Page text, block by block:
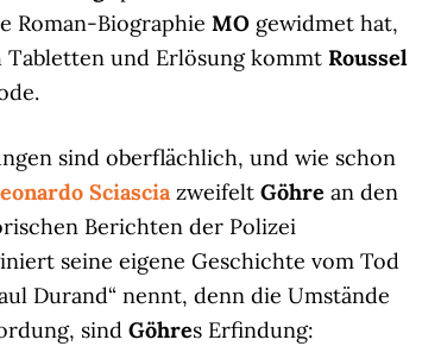
Roman-Biographie MO gewidmet hat,
und Erlösung kommt Roussel
sind oberflächlich, und wie schon
Sciascia zweifelt Göhre an den
Berichten der Polizei
seine eigene Geschichte vom Tod
Durand“ nennt, denn die Umstände
sind Göhres Erfindung: